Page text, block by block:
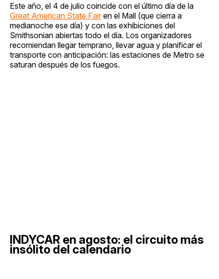
Este año, el 4 de julio coincide con el último día de la
Great American State Fairen el Mall (que cierra a
medianoche ese día) y con las exhibiciones del
Smithsonian abiertas todo el día. Los organizadores
recomiendan llegar temprano, llevar agua y planificar el
transporte con anticipación: las estaciones de Metro se
saturan después de los fuegos.
INDYCAR en agosto: el circuito más
insólito del calendario